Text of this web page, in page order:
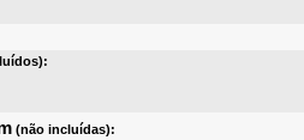
(não incluídas):